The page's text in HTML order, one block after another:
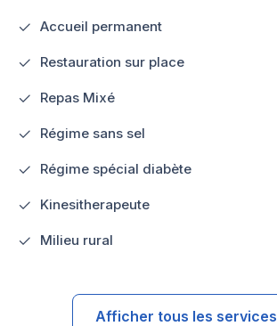
Accueil permanent
Restauration sur place
Repas Mixé
Régime sans sel
Régime spécial diabète
Kinesitherapeute
Milieu rural
Afficher tous les services